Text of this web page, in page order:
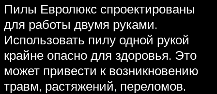
Пилы Евролюкс спроектированы
для работы двумя руками.
Использовать пилу одной рукой
крайне опасно для здоровья. Это
может привести к возникновению
травм, растяжений, переломов.